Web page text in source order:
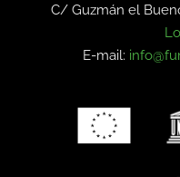
C/ Guzmán el
E-mail: